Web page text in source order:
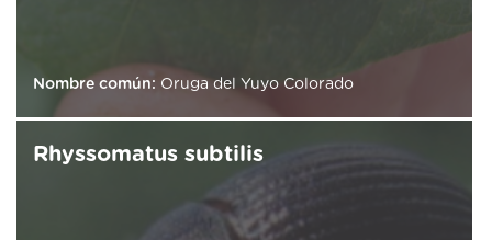
Nombre común: Oruga del Yuyo Colorado
Rhyssomatus subtilis